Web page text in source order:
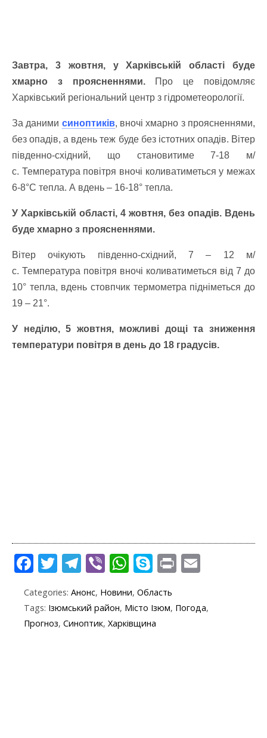
Завтра, 3 жовтня, у Харківській області буде
хмарно з проясненнями. Про це повідомляє
Харківський регіональний центр з гідрометеорології.
За даними синоптиків, вночі хмарно з проясненнями,
без опадів, а вдень теж буде без істотних опадів. Вітер
південно-східний, що становитиме 7-18 м/
с. Температура повітря вночі коливатиметься у межах
6-8°С тепла. А вдень – 16-18° тепла.
У Харківській області, 4 жовтня, без опадів. Вдень
буде хмарно з проясненнями.
Вітер очікують південно-східний, 7 – 12 м/
с. Температура повітря вночі коливатиметься від 7 до
10° тепла, вдень стовпчик термометра підніметься до
19 – 21°.
У неділю, 5 жовтня, можливі дощі та зниження
температури повітря в день до 18 градусів.
F
e
b
T
itt
er
T
e
gr
Vi
er
W
at
s
S
y
p
Pr
t ai
l
Categories: Анонс, Новини, Область
Tags: Ізюмський район, Місто Ізюм, Погода,
Прогноз, Синоптик, Харківщина